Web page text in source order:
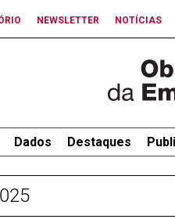
NEWSLETTER NOTÍCIAS
Dados Destaques